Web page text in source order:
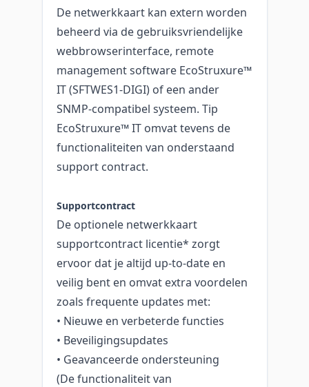
De netwerkkaart kan extern worden
beheerd via de gebruiksvriendelijke
webbrowserinterface, remote
management software EcoStruxure™
IT (SFTWES1-DIGI) of een ander
SNMP-compatibel systeem. Tip
EcoStruxure™ IT omvat tevens de
functionaliteiten van onderstaand
support contract.
Supportcontract
De optionele netwerkkaart
supportcontract licentie* zorgt
ervoor dat je altijd up-to-date en
veilig bent en omvat extra voordelen
zoals frequente updates met:
• Nieuwe en verbeterde functies
• Beveiligingsupdates
• Geavanceerde ondersteuning
(De functionaliteit van